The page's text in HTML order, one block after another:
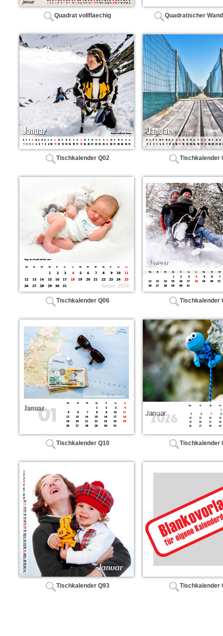
Quadrat vollflaechig Quadratischer
Tischkalender Q02 Tischkalender
Tischkalender Q06 Tischkalender
Tischkalender Q10 Tischkalender
Tischkalender Q93 Tischkalender